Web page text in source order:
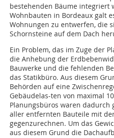
bestehenden Bäume integriert
Wohnbauten in Bordeaux galt
Wohnungen zu entwerfen, die
Schornsteine auf dem Dach
Ein Problem, das im Zuge der
die Anhebung der
Bauwerke und die fehlenden
das Statikbüro. Aus diesem
Behörden auf eine
Gebäudelas-ten von maximal
Planungsbüros waren dadurch
aller entfernten Bauteile mit
gegenzurechnen. Um das
aus diesem Grund die